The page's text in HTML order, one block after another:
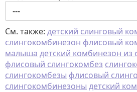
См. также: детский слинговый
слингокомбинезон флисовый
малыша детский комбинезон из
флисовый слингокомбез
слингокомбезы флисовый
слингокомбинезоны детский